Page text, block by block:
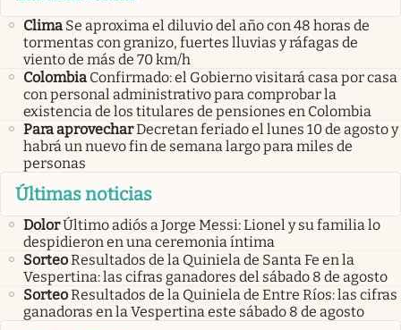
Clima Se aproxima el diluvio del año con 48 horas de
tormentas con granizo, fuertes lluvias y ráfagas de
viento de más de 70 km/h
Colombia Confirmado: el Gobierno visitará casa por casa
con personal administrativo para comprobar la
existencia de los titulares de pensiones en Colombia
Para aprovecharDecretan feriado el lunes 10 de agosto y
habrá un nuevo fin de semana largo para miles de
personas
Últimas noticias
DolorÚltimo adiós a Jorge Messi: Lionel y su familia lo
despidieron en una ceremonia íntima
SorteoResultados de la Quiniela de Santa Fe en la
Vespertina: las cifras ganadores del sábado 8 de agosto
SorteoResultados de la Quiniela de Entre Ríos: las cifras
ganadoras en la Vespertina este sábado 8 de agosto